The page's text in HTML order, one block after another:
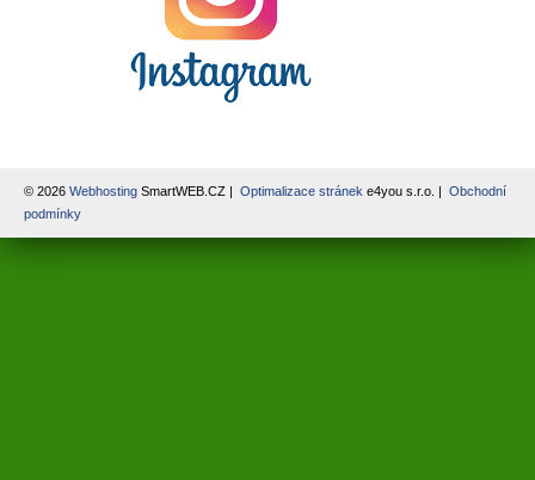
© 2026 Webhosting SmartWEB.CZ | Optimalizace stránek e4you s.r.o. | Obchodní
podmínky